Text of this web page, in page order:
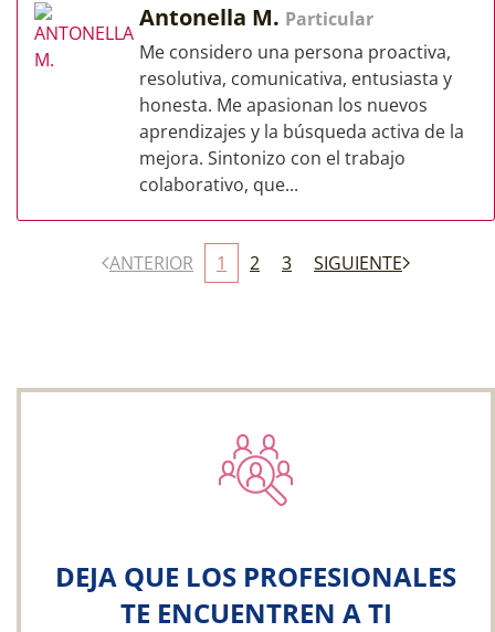
Antonella M. Particular
Me considero una persona proactiva,
resolutiva, comunicativa, entusiasta y
honesta. Me apasionan los nuevos
aprendizajes y la búsqueda activa de la
mejora. Sintonizo con el trabajo
colaborativo, que...
ANTERIOR 1 2 3 SIGUIENTE
DEJA QUE LOS PROFESIONALES
TE ENCUENTREN A TI